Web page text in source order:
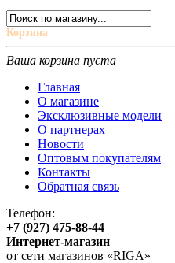
Корзина
Ваша корзина пуста
Главная
О магазине
Эксклюзивные модели
О партнерах
Новости
Оптовым покупателям
Контакты
Обратная связь
Телефон:
+7 (927) 475-88-44
Интернет-магазин
от сети магазинов «RIGA»